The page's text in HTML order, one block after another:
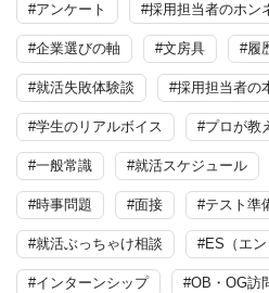
#アンケート #採用担当者のホン
#企業選びの軸 #文房具 #履
#就活失敗体験談 #採用担当者の
#学生のリアルボイス #プロが教
#一般常識 #就活スケジュール
#時事問題 #面接 #テスト準
#就活ぶっちゃけ相談 #ES（エン
#インターンシップ #OB・OG訪